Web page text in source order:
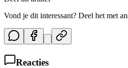
Vond je dit interessant? Deel het met
Reacties